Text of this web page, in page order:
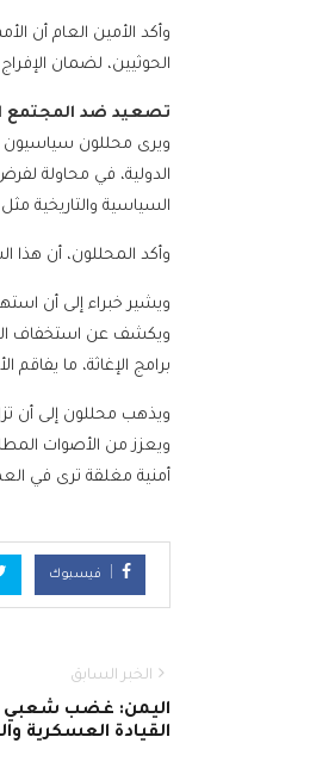
وأكد الأمين العام أن
الحوثيين، لضمان
تصعيد ضد المجتمع
ويرى محللون سياسيون
الدولية، في محاولة
السياسية والتاريخية
وأكد المحللون، أن
ويشير خبراء إلى أن
ويكشف عن استخفاف
برامج الإغاثة، ما
ويذهب محللون إلى أن
ويعزز من الأصوات
أمنية مغلقة ترى في
فيسبوك
الخبر السابق
اليمن: غضب شعبي
القيادة العسكرية